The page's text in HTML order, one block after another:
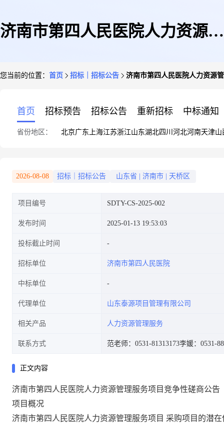
济南市第四人民医院人力资源管
您当前的位置： 首页 招标｜招标公告 济南市第四人民医院人力资源
首页 招标预告 招标公告 重新招标 中标通知
省份地区： 北京广东 上海江苏浙江山东湖北四川 河北河南天津山
2026-08-08 招标｜招标公告 山东省 济南市 天桥区
项目编号 SDTY-CS-2025-002
发布时间 2025-01-13 19:53:03
投标截止时间
招标单位 济南市第四人民医院
中标单位
代理单位 山东泰源项目管理有限公司
相关产品 人力资源管理服务
联系方式 范老师：0531-81313173李媛：0531-
正文内容
济南市第四人民医院人力资源管理服务项目竞争性磋商公告
项目概况
济南市第四人民医院人力资源管理服务项目 采购项目的潜